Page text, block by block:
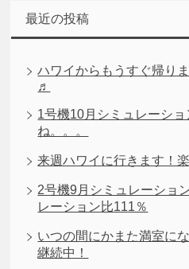
最近の投稿
ハワイからもうすぐ帰り
♬
1号機10月シミュレーシ
ね。。。
来週ハワイに行きます！
2号機9月シミュレーショ
レーション比111％
いつの間にかまた満室に
継続中！